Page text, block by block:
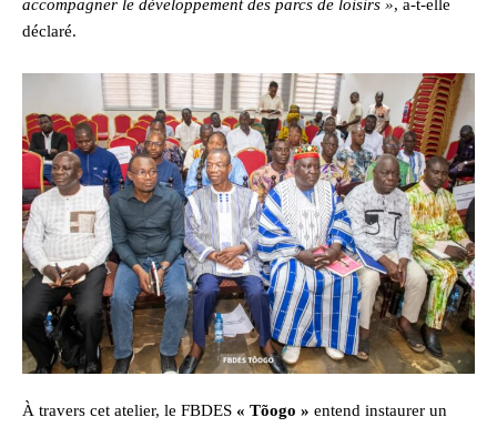
accompagner le développement des parcs de loisirs », a-t-elle
déclaré.
À travers cet atelier, le FBDES « Tõogo » entend instaurer un